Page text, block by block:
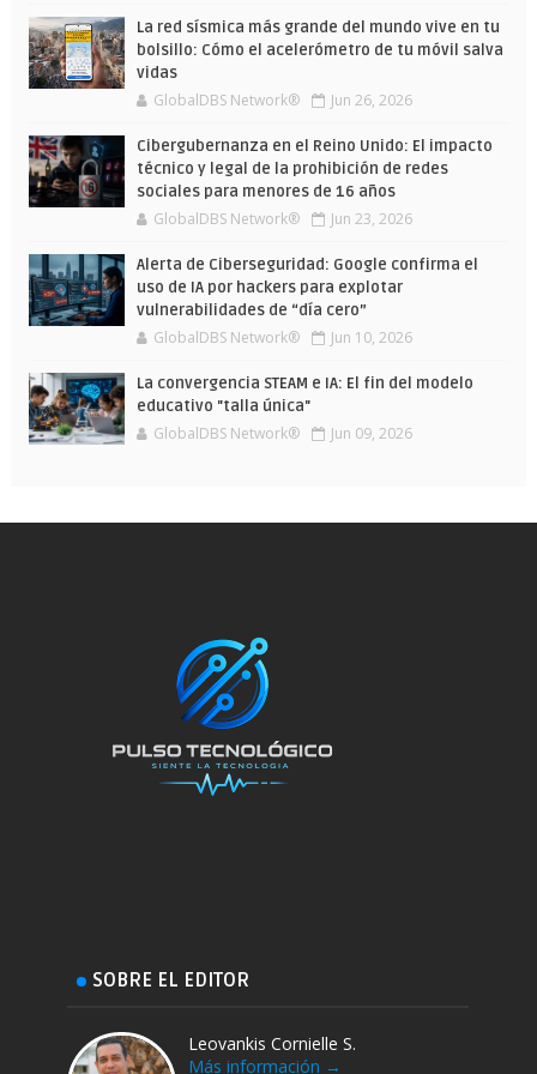
La red sísmica más grande del mundo vive en tu
bolsillo: Cómo el acelerómetro de tu móvil salva
vidas
GlobalDBS Network® Jun 26, 2026
Cibergubernanza en el Reino Unido: El impacto
técnico y legal de la prohibición de redes
sociales para menores de 16 años
GlobalDBS Network® Jun 23, 2026
Alerta de Ciberseguridad: Google confirma el
uso de IA por hackers para explotar
vulnerabilidades de “día cero”
GlobalDBS Network® Jun 10, 2026
La convergencia STEAM e IA: El fin del modelo
educativo "talla única"
GlobalDBS Network® Jun 09, 2026
SOBRE EL EDITOR
Leovankis Cornielle S.
Más información →